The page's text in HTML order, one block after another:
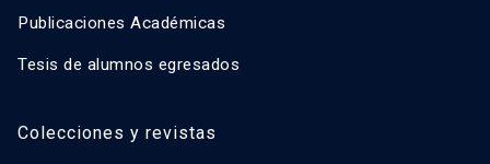
Publicaciones Académicas
Tesis de alumnos egresados
Colecciones y revistas